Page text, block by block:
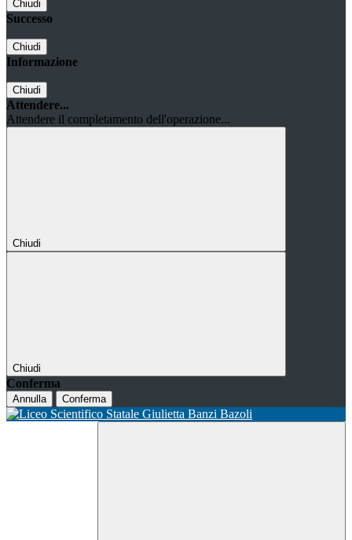
Chiudi
Successo
Chiudi
Informazione
Chiudi
Attendere...
Attendere il completamento dell'operazione...
Chiudi
Chiudi
Conferma
Annulla Conferma